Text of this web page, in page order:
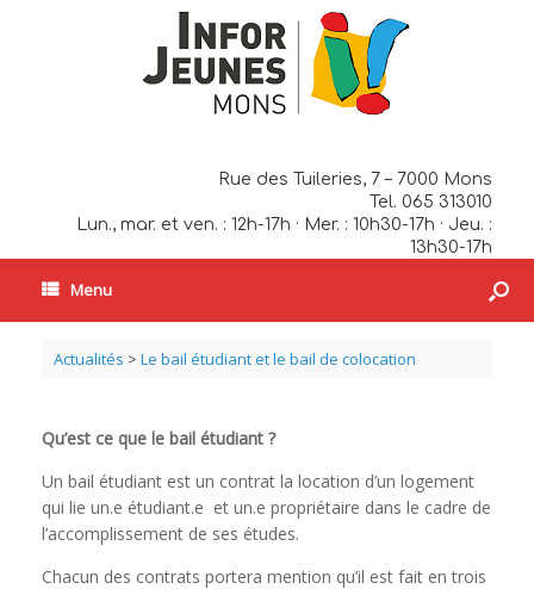
Rue des Tuileries, 7 – 7000 Mons
Tel. 065 313010
Lun., mar. et ven. : 12h-17h · Mer. : 10h30-17h · Jeu. :
13h30-17h
Menu
Actualités > Le bail étudiant et le bail de colocation
Qu’est ce que le bail étudiant ?
Un bail étudiant est un contrat la location d’un logement
qui lie un.e étudiant.e et un.e propriétaire dans le cadre de
l’accomplissement de ses études.
Chacun des contrats portera mention qu’il est fait en trois